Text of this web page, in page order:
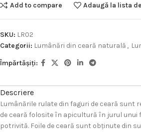
Add to compare Adaugă la lista
SKU: LR02
Categorii: Lumânări din ceară naturală ,
Împărtășiți:
Descriere
Lumânările rulate din faguri de ceară sunt
de ceară folosite în apicultură în jurul unui
potrivită. Foile de ceară sunt obţinute din